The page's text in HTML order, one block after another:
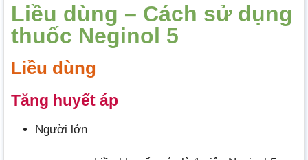
Liều dùng – Cách sử dụng
thuốc Neginol 5
Liều dùng
Tăng huyết áp
Người lớn